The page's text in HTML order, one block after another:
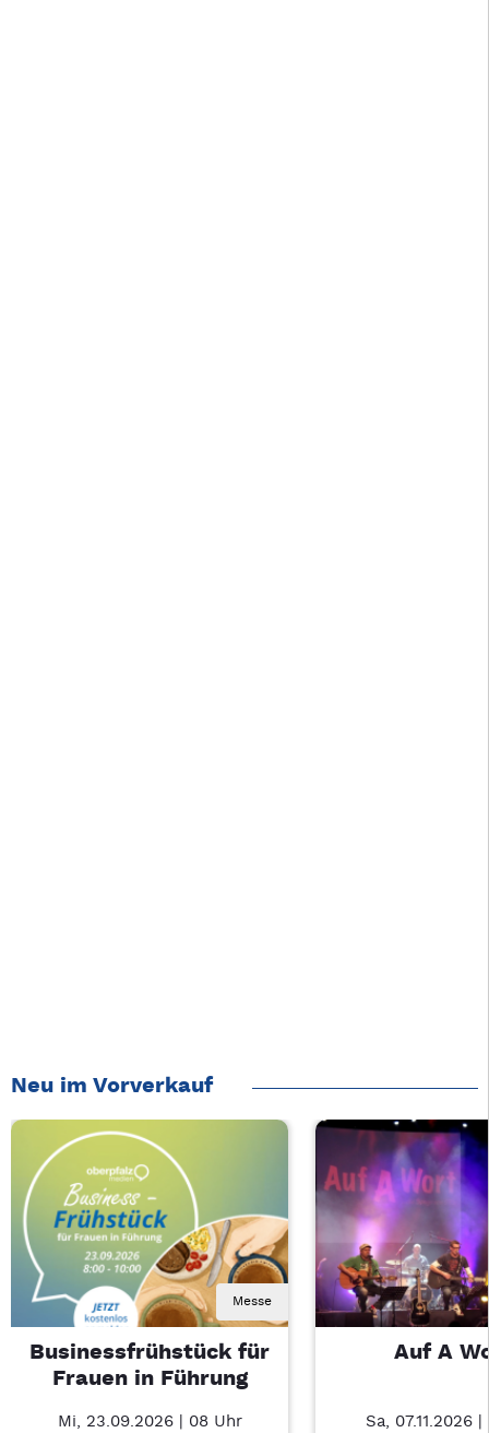
Neu im Vorverkauf
Messe
Businessfrühstück für
Frauen in Führung
Mi, 23.09.2026 | 08 Uhr
Auf A
Sa, 07.11.2026